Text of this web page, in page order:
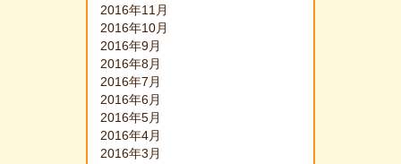
2016年11月
2016年10月
2016年9月
2016年8月
2016年7月
2016年6月
2016年5月
2016年4月
2016年3月